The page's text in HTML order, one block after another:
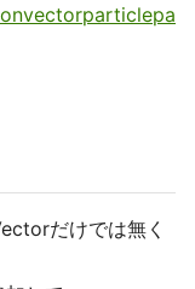
だけでは無く